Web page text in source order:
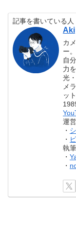
記事を書いている人
Aki
カ
ー。
自
力
光
メ
ッ
運
・
・
執
・
・